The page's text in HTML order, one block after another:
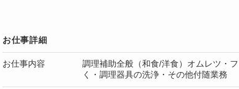
お仕事詳細
お仕事内容
調理補助全般（和食/洋食）オムレツ・
く・調理器具の洗浄・その他付随業務